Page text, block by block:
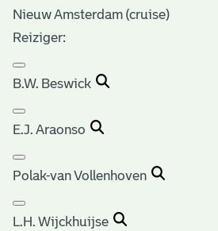
Nieuw Amsterdam (cruise)
Reiziger:
B.W. Beswick
E.J. Araonso
Polak-van Vollenhoven
L.H. Wijckhuijse